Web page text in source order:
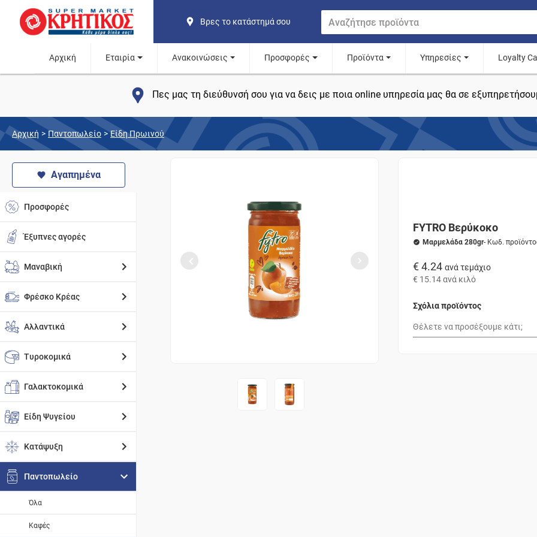
Βρες το κατάστημά σου
Αρχική Εταιρία Ανακοινώσεις Προσφορές Προϊόντα Υπηρεσίες Loyalty
Πες μας τη διεύθυνσή σου για να δεις με ποια online υπηρεσία μας θα σε
Αρχική > Παντοπωλείο > Είδη Πρωινού
Αγαπημένα
Προσφορές
Έξυπνες αγορές
Μαναβική
Φρέσκο Κρέας
Αλλαντικά
Τυροκομικά
Γαλακτοκομικά
Είδη Ψυγείου
Κατάψυξη
Παντοπωλείο
Όλα
Καφές
FYTRO Βερύκοκο
Μαρμελάδα 280gr- Κωδ.
€ 4.24 ανά τεμάχιο
€ 15.14ανά κιλό
Σχόλια προϊόντος